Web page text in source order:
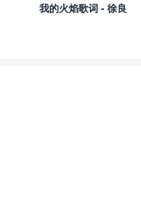
我的火焰歌词 - 徐良